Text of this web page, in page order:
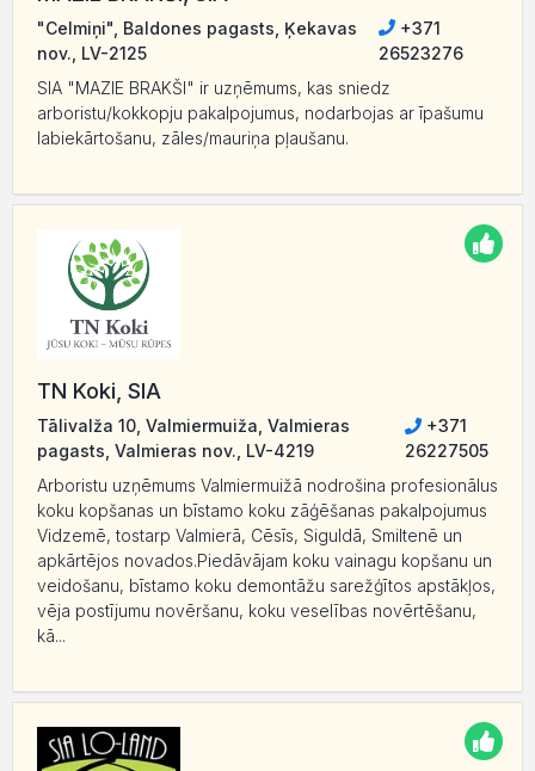
"Celmiņi", Baldones pagasts, Ķekavas
nov., LV-2125
+371
26523276
SIA "MAZIE BRAKŠI" ir uzņēmums, kas sniedz
arboristu/kokkopju pakalpojumus, nodarbojas ar īpašumu
labiekārtošanu, zāles/mauriņa pļaušanu.
TN Koki, SIA
Tālivalža 10, Valmiermuiža, Valmieras
pagasts, Valmieras nov., LV-4219
+371
26227505
Arboristu uzņēmums Valmiermuižā nodrošina profesionālus
koku kopšanas un bīstamo koku zāģēšanas pakalpojumus
Vidzemē, tostarp Valmierā, Cēsīs, Siguldā, Smiltenē un
apkārtējos novados.Piedāvājam koku vainagu kopšanu un
veidošanu, bīstamo koku demontāžu sarežģītos apstākļos,
vēja postījumu novēršanu, koku veselības novērtēšanu,
kā...